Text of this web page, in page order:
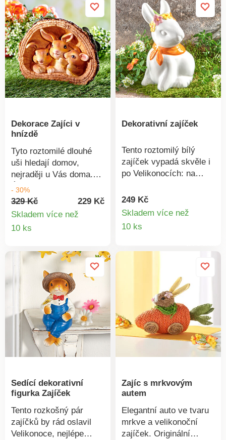
Dekorace Zajíci v
hnízdě
Tyto roztomilé dlouhé
uši hledají domov,
nejraději u Vás doma.
Útulnou noru si přináší s
sebou.
- 30%
329 Kč
229 Kč
Skladem více než
10 ks
Dekorativní zajíček
Tento roztomilý bílý
zajíček vypadá skvěle i
po Velikonocích: na
a na poličce. Keramika.
Nápad na dárek. Eldo.
249 Kč
Skladem více než
10 ks
Sedící dekorativní
figurka Zajíček
Tento rozkošný pár
zajíčků by rád oslavil
Velikonoce, nejlépe
Zajíc s mrkvovým
autem
Elegantní auto ve tvaru
mrkve a velikonoční
zajíček. Originální